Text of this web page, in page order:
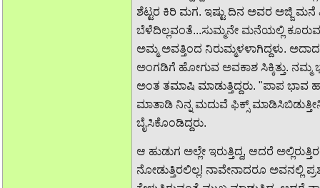
ಶೆಟ್ಟರ ಕಿರಿ ಮಗ. ಇಷ್ಟು ದಿನ ಅವರ ಅಜ್ಜಿ
ಬೆಳೆದಿಲ್ಲವಂತೆ...ಸುಮ್ಮನೇ ಮನೆಯಲ್ಲಿ
ಅಮ್ಮ ಅವತ್ತಿಂದ ನಿರುಮ್ಮಳಳಾಗಿದ್ದಳು.
ಅಂಗಡಿಗೆ ಹೋಗುವ ಅವಕಾಶ ಸಿಕ್ಕಿತ್ತು.
ಅಂತ ತಮಾಷಿ ಮಾಡುತ್ತಿದ್ದರು. "ಪಾಪ ಭಾವ
ಮಾತಾಡಿ ನಿನ್ನ ಮದುವೆ ಫಿಕ್ಸ್
ಬೈಸಿಕೊಂಡಿದ್ದರು.
ಆ ಹುಡುಗ ಅಲ್ಲೇ ಇರುತ್ತಿದ್ದ, ಆದರೆ
ನೋಡುತ್ತಿರಲಿಲ್ಲ! ನಾವೇನಾದರೂ ಅವನಲ್ಲಿ